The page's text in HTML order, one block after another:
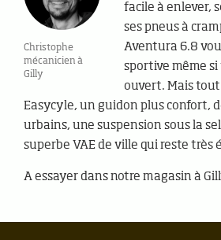
Christophe
mécanicien à
Gilly
facile à enlever,
ses pneus à
Aventura 6.8
sportive même si
ouvert. Mais tout
Easycyle, un guidon plus confort,
urbains, une suspension sous la
superbe VAE de ville qui reste très
A essayer dans notre magasin à